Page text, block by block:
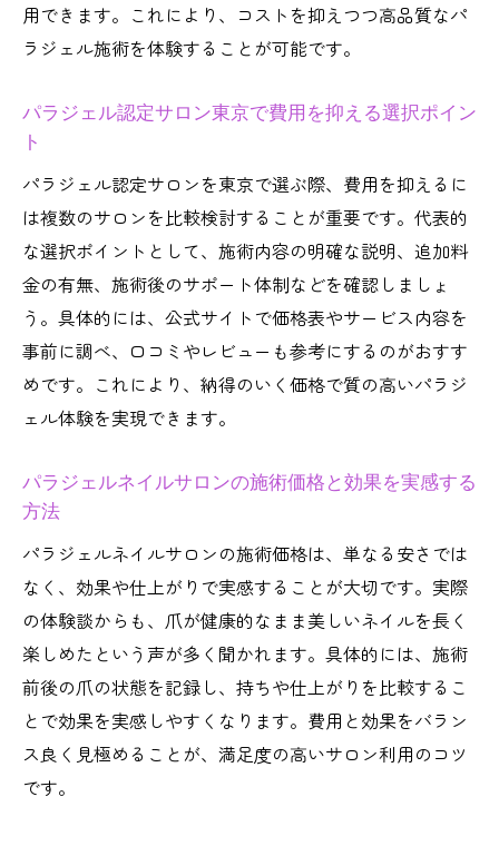
用できます。これにより、コストを抑えつつ高品質なパ
ラジェル施術を体験することが可能です。
パラジェル認定サロン東京で費用を抑える選択ポイン
ト
パラジェル認定サロンを東京で選ぶ際、費用を抑えるに
は複数のサロンを比較検討することが重要です。代表的
な選択ポイントとして、施術内容の明確な説明、追加料
金の有無、施術後のサポート体制などを確認しましょ
う。具体的には、公式サイトで価格表やサービス内容を
事前に調べ、口コミやレビューも参考にするのがおすす
めです。これにより、納得のいく価格で質の高いパラジ
ェル体験を実現できます。
パラジェルネイルサロンの施術価格と効果を実感する
方法
パラジェルネイルサロンの施術価格は、単なる安さでは
なく、効果や仕上がりで実感することが大切です。実際
の体験談からも、爪が健康的なまま美しいネイルを長く
楽しめたという声が多く聞かれます。具体的には、施術
前後の爪の状態を記録し、持ちや仕上がりを比較するこ
とで効果を実感しやすくなります。費用と効果をバラン
ス良く見極めることが、満足度の高いサロン利用のコツ
です。